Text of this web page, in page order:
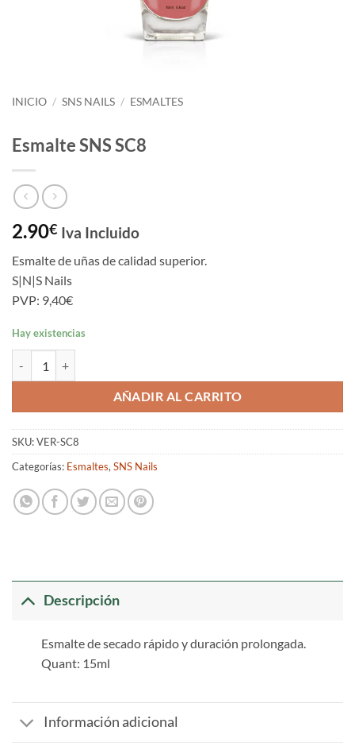
INICIO / SNS NAILS / ESMALTES
Esmalte SNS SC8
2.90€ Iva Incluido
Esmalte de uñas de calidad superior.
S|N|S Nails
PVP: 9,40€
Hay existencias
AÑADIR AL CARRITO
SKU:VER-SC8
Categorías: Esmaltes, SNS Nails
Descripción
Esmalte de secado rápido y duración prolongada.
Quant: 15ml
Información adicional